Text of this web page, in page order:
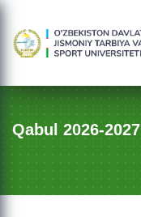
Qabul 2026-2027